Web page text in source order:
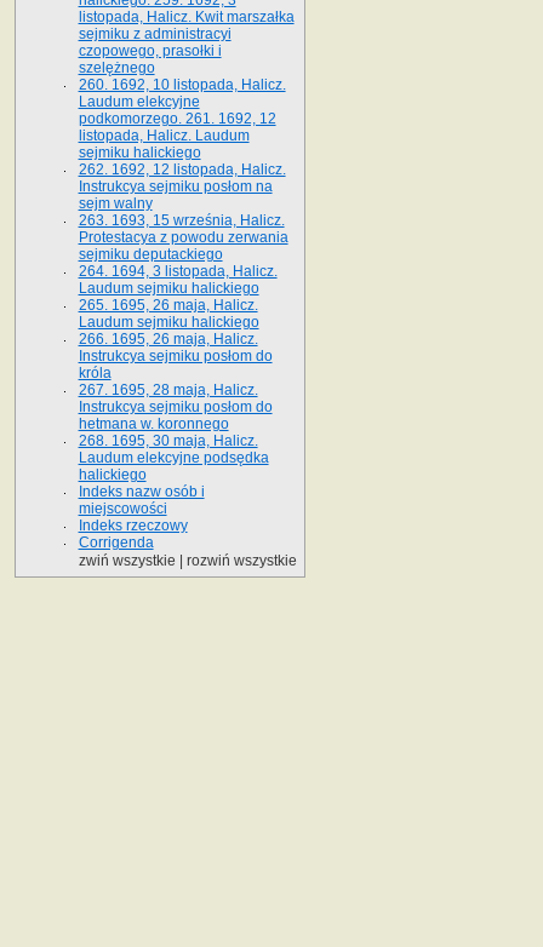
listopada, Halicz. Kwit marszałka
sejmiku z administracyi
czopowego, prasołki i
szelężnego
260. 1692, 10 listopada, Halicz.
Laudum elekcyjne
podkomorzego. 261. 1692, 12
listopada, Halicz. Laudum
sejmiku halickiego
262. 1692, 12 listopada, Halicz.
Instrukcya sejmiku posłom na
sejm walny
263. 1693, 15 września, Halicz.
Protestacya z powodu zerwania
sejmiku deputackiego
264. 1694, 3 listopada, Halicz.
Laudum sejmiku halickiego
265. 1695, 26 maja, Halicz.
Laudum sejmiku halickiego
266. 1695, 26 maja, Halicz.
Instrukcya sejmiku posłom do
króla
267. 1695, 28 maja, Halicz.
Instrukcya sejmiku posłom do
hetmana w. koronnego
268. 1695, 30 maja, Halicz.
Laudum elekcyjne podsędka
halickiego
Indeks nazw osób i
miejscowości
Indeks rzeczowy
Corrigenda
zwiń wszystkie
rozwiń wszystkie